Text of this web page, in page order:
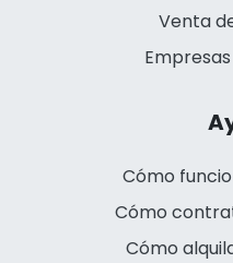
Venta
Cómo
Cómo
Cómo